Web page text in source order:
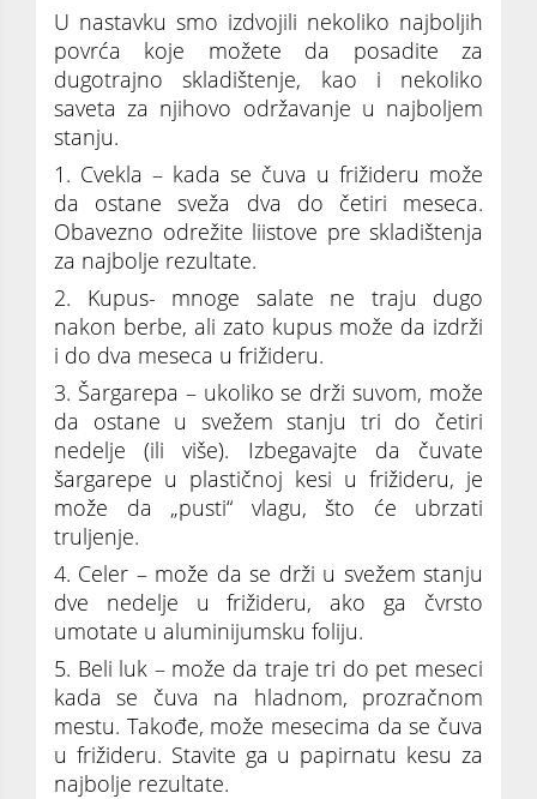
U nastavku smo izdvojili nekoliko najboljih
povrća koje možete da posadite za
dugotrajno skladištenje, kao i nekoliko
saveta za njihovo održavanje u najboljem
stanju.
1. Cvekla – kada se čuva u frižideru može
da ostane sveža dva do četiri meseca.
Obavezno odrežite liistove pre skladištenja
za najbolje rezultate.
2. Kupus- mnoge salate ne traju dugo
nakon berbe, ali zato kupus može da izdrži
i do dva meseca u frižideru.
3. Šargarepa – ukoliko se drži suvom, može
da ostane u svežem stanju tri do četiri
nedelje (ili više). Izbegavajte da čuvate
šargarepe u plastičnoj kesi u frižideru, je
može da „pusti“ vlagu, što će ubrzati
truljenje.
4. Celer – može da se drži u svežem stanju
dve nedelje u frižideru, ako ga čvrsto
umotate u aluminijumsku foliju.
5. Beli luk – može da traje tri do pet meseci
kada se čuva na hladnom, prozračnom
mestu. Takođe, može mesecima da se čuva
u frižideru. Stavite ga u papirnatu kesu za
najbolje rezultate.